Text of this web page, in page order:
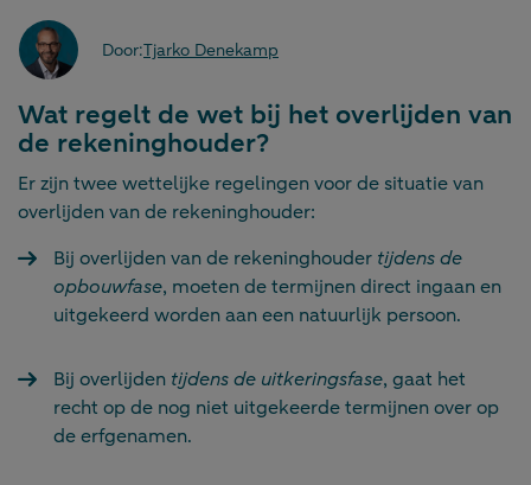
Door:Tjarko Denekamp
Wat regelt de wet bij het overlijden van
de rekeninghouder?
Er zijn twee wettelijke regelingen voor de situatie van
overlijden van de rekeninghouder:
Bij overlijden van de rekeninghouder tijdens de
opbouwfase, moeten de termijnen direct ingaan en
uitgekeerd worden aan een natuurlijk persoon.
Bij overlijden tijdens de uitkeringsfase, gaat het
recht op de nog niet uitgekeerde termijnen over op
de erfgenamen.